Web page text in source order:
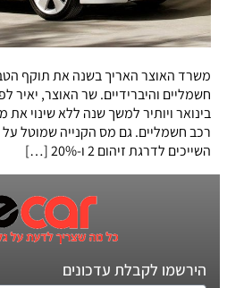
משרד האוצר האריך בשנה את תוקף
השייכים לדרגת זיהום 2 ו-20% […]
הירשמו לקבלת עדכונים